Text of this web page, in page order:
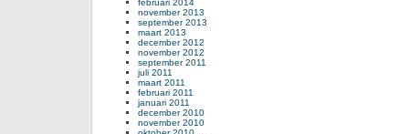
november 2013
september 2013
maart 2013
december 2012
november 2012
september 2011
juli 2011
maart 2011
februari 2011
januari 2011
december 2010
november 2010